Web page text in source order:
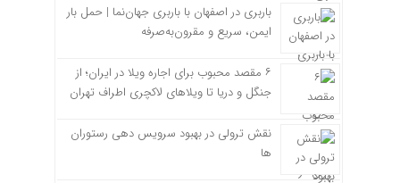
باربری در اصفهان با باربری جهان‌نما | حمل بار
ایمن، سریع و مقرون‌به‌صرفه
۶ مقصد محبوب برای اجاره ویلا در ایران؛ از
جنگل و دریا تا ویلاهای لاکچری اطراف تهران
نقش ترولی در بهبود سرویس دهی رستوران
ها